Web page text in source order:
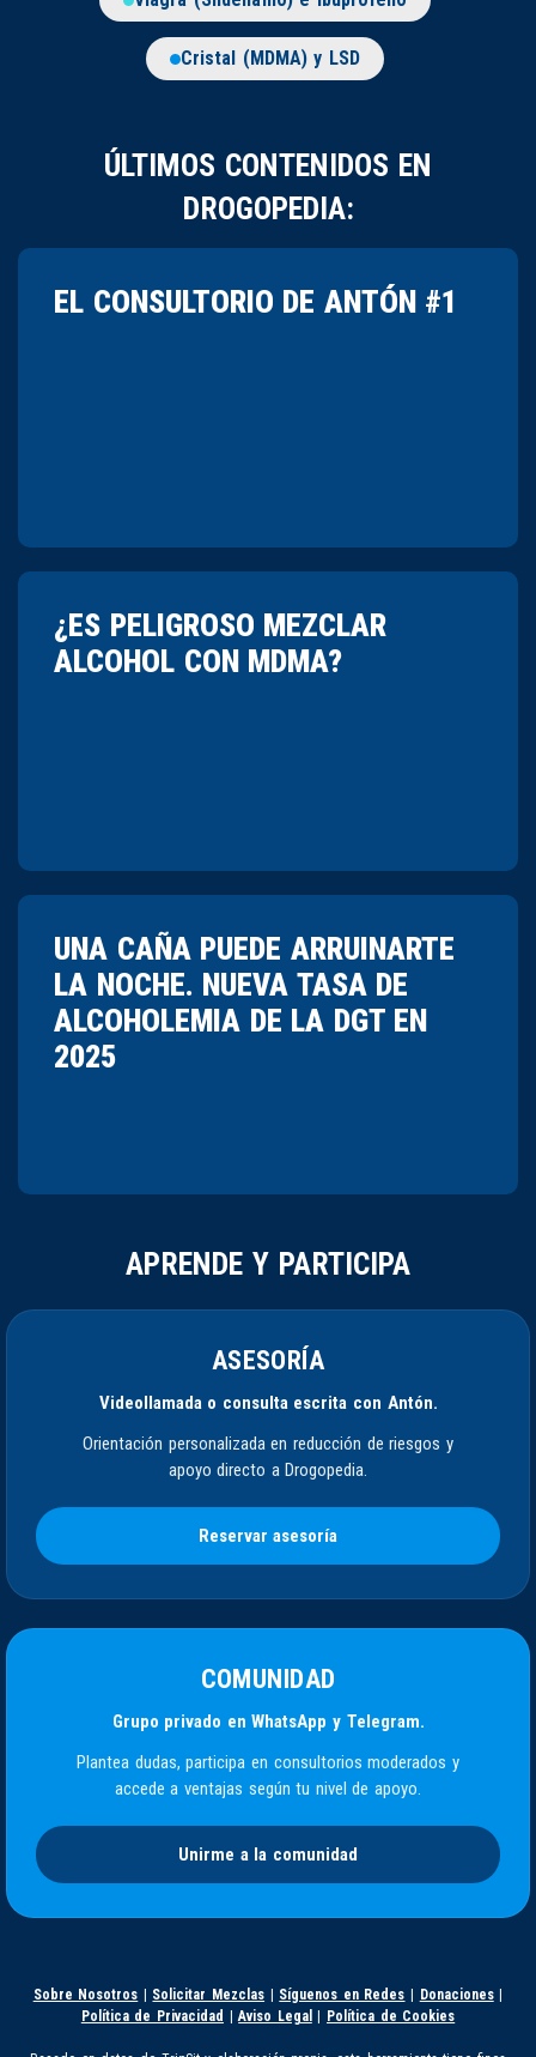
Cristal (MDMA) y LSD
ÚLTIMOS CONTENIDOS EN
DROGOPEDIA:
EL CONSULTORIO DE ANTÓN #1
¿ES PELIGROSO MEZCLAR
ALCOHOL CON MDMA?
UNA CAÑA PUEDE ARRUINARTE
LA NOCHE. NUEVA TASA DE
ALCOHOLEMIA DE LA DGT EN
2025
APRENDE Y PARTICIPA
ASESORÍA
Videollamada o consulta escrita con Antón.
Orientación personalizada en reducción de riesgos y
apoyo directo a Drogopedia.
Reservar asesoría
COMUNIDAD
Grupo privado en WhatsApp y Telegram.
Plantea dudas, participa en consultorios moderados y
accede a ventajas según tu nivel de apoyo.
Unirme a la comunidad
Sobre Nosotros Solicitar Mezclas Síguenos en Redes Donaciones|
Política de Privacidad
|Aviso Legal Política de Cookies